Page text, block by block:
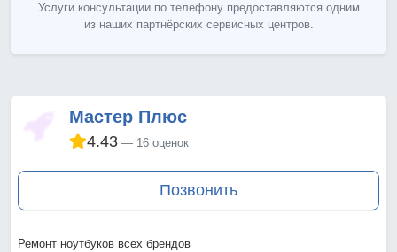
Услуги консультации по телефону предоставляются одним
из наших партнёрских сервисных центров.
Мастер Плюс
4.43 16 оценок
Позвонить
Ремонт ноутбуков всех брендов